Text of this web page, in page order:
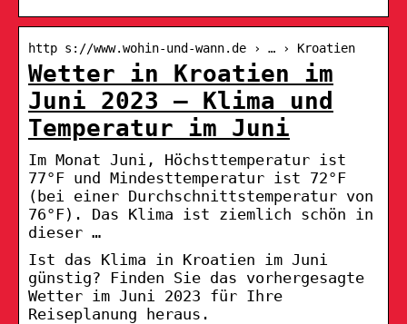
http s://www.wohin-und-wann.de › … › Kroatien
Wetter in Kroatien im
Juni 2023 – Klima und
Temperatur im Juni
Im Monat Juni, Höchsttemperatur ist
77°F und Mindesttemperatur ist 72°F
(bei einer Durchschnittstemperatur von
76°F). Das Klima ist ziemlich schön in
dieser …
Ist das Klima in Kroatien im Juni
günstig? Finden Sie das vorhergesagte
Wetter im Juni 2023 für Ihre
Reiseplanung heraus.